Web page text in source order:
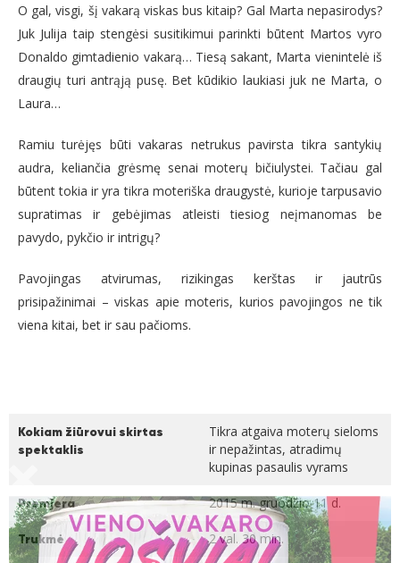
O gal, visgi, šį vakarą viskas bus kitaip? Gal Marta nepasirodys?
Juk Julija taip stengėsi susitikimui parinkti būtent Martos vyro
Donaldo gimtadienio vakarą… Tiesą sakant, Marta vienintelė iš
draugių turi antrąją pusę. Bet kūdikio laukiasi juk ne Marta, o
Laura…
Ramiu turėjęs būti vakaras netrukus pavirsta tikra santykių
audra, keliančia grėsmę senai moterų bičiulystei. Tačiau gal
būtent tokia ir yra tikra moteriška draugystė, kurioje tarpusavio
supratimas ir gebėjimas atleisti tiesiog neįmanomas be
pavydo, pykčio ir intrigų?
Pavojingas atvirumas, rizikingas kerštas ir jautrūs
prisipažinimai – viskas apie moteris, kurios pavojingos ne tik
viena kitai, bet ir sau pačioms.
Kokiam žiūrovui skirtas
spektaklis
Tikra atgaiva moterų sieloms
ir nepažintas, atradimų
kupinas pasaulis vyrams
Premjera 2015 m. gruodžio 11 d.
Trukmė 2 val. 30 min.